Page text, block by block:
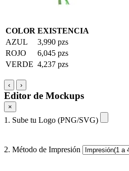
COLOR EXISTENCIA
AZUL
3,990 pzs
ROJO
6,045 pzs
VERDE 4,237 pzs
‹ ›
Editor de Mockups
×
1. Sube tu Logo (PNG/SVG)
2. Método de Impresión